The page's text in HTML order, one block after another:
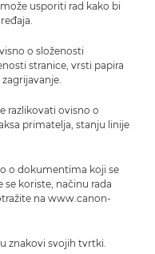
usporiti rad kako bi
o složenosti
stranice, vrsti papira
razlikovati ovisno o
primatelja, stanju linije
o dokumentima koji se
koriste, načinu rada
na www.canon-
znakovi svojih tvrtki.